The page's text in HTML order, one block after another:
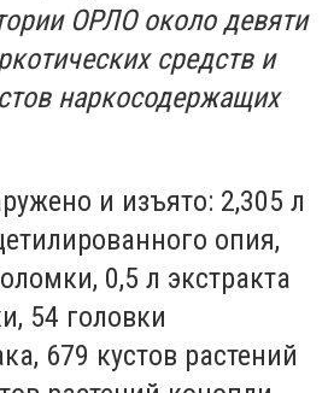
ОРЛО около девяти
средств и
наркосодержащих
и изъято: 2,305 л
опия,
0,5 л экстракта
54 головки
679 кустов растений